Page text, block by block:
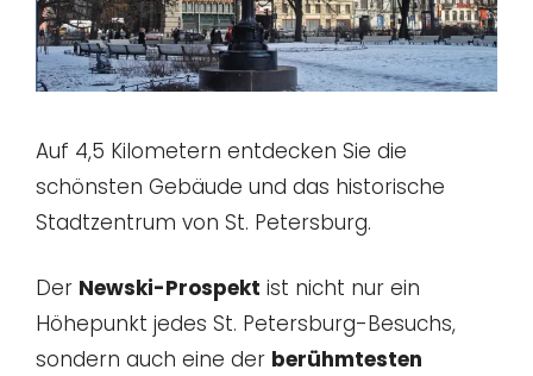
Auf 4,5 Kilometern entdecken Sie die
schönsten Gebäude und das historische
Stadtzentrum von St. Petersburg.
Der Newski-Prospekt ist nicht nur ein
Höhepunkt jedes St. Petersburg-Besuchs,
sondern auch eine der berühmtesten